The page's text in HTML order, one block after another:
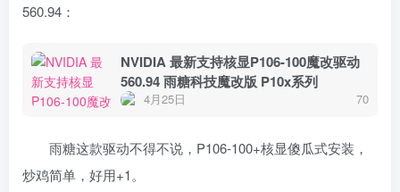
560.94：
NVIDIA 最新支持核显P106-100魔改驱动
560.94 雨糖科技魔改版 P10x系列
4月25日 70
雨糖这款驱动不得不说，P106-100+核显傻瓜式安装，
炒鸡简单，好用+1。